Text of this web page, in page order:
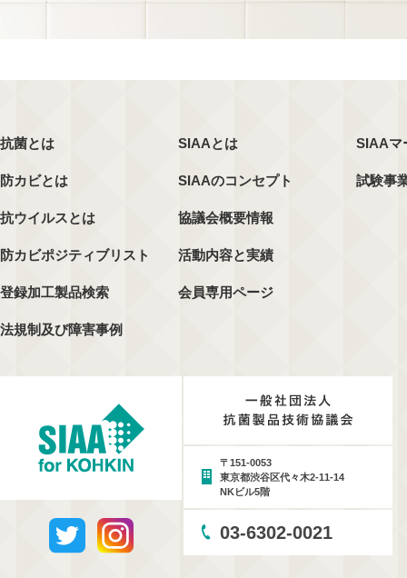
抗菌とは
防カビとは
抗ウイルスとは
防カビポジティブリスト
登録加工製品検索
法規制及び障害事例
SIAAとは
SIAAのコンセプト
協議会概要情報
活動内容と実績
会員専用ページ
SIAAマ
試験事
〒151-0053
東京都渋谷区代々木2-11-14
NKビル5階
03-6302-0021